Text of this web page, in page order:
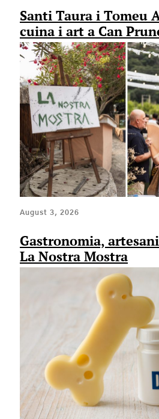
Santi Taura i Tomeu
cuina i art a Can
August 3, 2026
Gastronomia,
La Nostra Mostra